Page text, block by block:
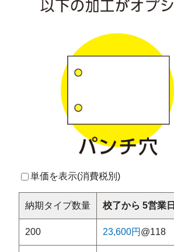
単価を表示(消費税別 )
納期タイプ数量 校了から 5営業日
200 23,600円 @118